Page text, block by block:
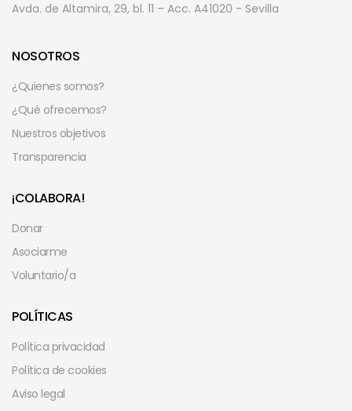
Avda. de Altamira, 29, bl. 11 – Acc. A41020 - Sevilla
NOSOTROS
¿Quienes somos?
¿Qué ofrecemos?
Nuestros objetivos
Transparencia
¡COLABORA!
Donar
Asociarme
Voluntario/a
POLÍTICAS
Política privacidad
Política de cookies
Aviso legal